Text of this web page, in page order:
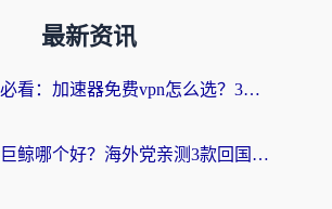
最新资讯
海外党必看：加速器免费vpn怎么选？3步教你无缝访问国内资源
穿梭和巨鲸哪个好？海外党亲测3款回国加速器，教你避开90%的坑